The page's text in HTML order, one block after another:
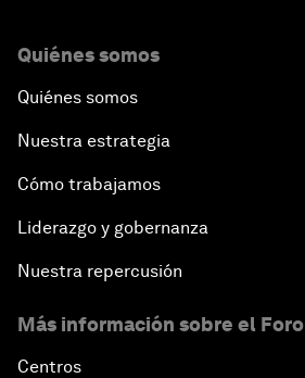
Quiénes somos
Quiénes somos
Nuestra estrategia
Cómo trabajamos
Liderazgo y gobernanza
Nuestra repercusión
Más información sobre el Foro
Centros